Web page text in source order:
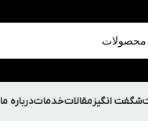
شگفت انگیزمقالاتخدماتدرباره ما